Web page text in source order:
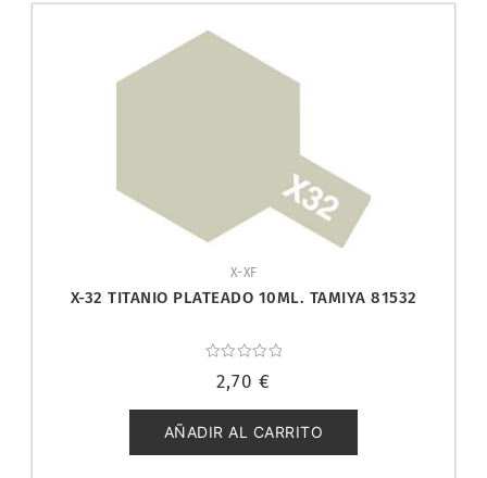
X-XF
X-32 TITANIO PLATEADO 10ML. TAMIYA 81532
con
de
5
2,70 €
AÑADIR AL CARRITO